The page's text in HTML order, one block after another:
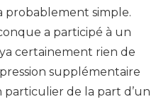
probablement simple.
a participé à un
certainement rien de
supplémentaire
particulier de la part d’un